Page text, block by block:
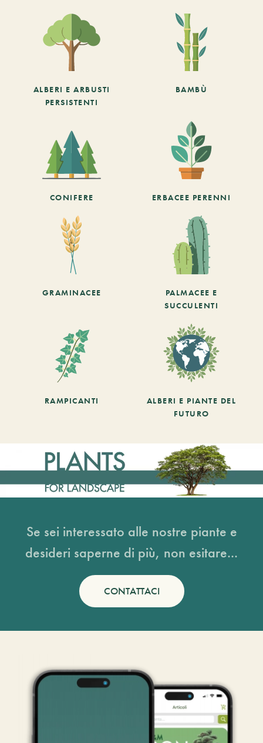
ALBERI E ARBUSTI
PERSISTENTI
BAMBÙ
CONIFERE ERBACEE PERENNI
GRAMINACEE
PALMACEE E
SUCCULENTI
RAMPICANTI
ALBERI E PIANTE DEL
FUTURO
Se sei interessato alle nostre piante e
desideri saperne di più, non esitare...
CONTATTACI